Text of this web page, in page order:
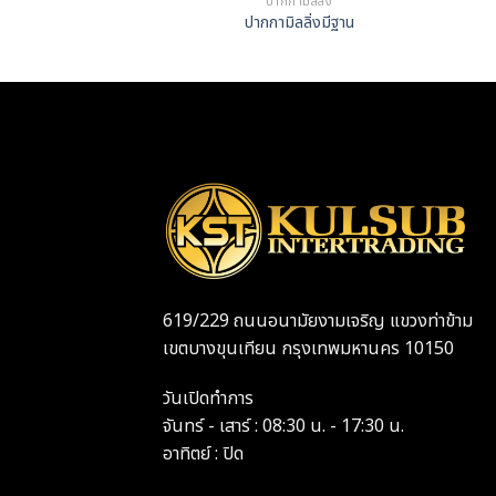
ปากกามิลลิ่งมีฐาน
619/229 ถนนอนามัยงามเจริญ แขวงท่าข้าม
เขตบางขุนเทียน กรุงเทพมหานคร 10150
วันเปิดทำการ
จันทร์ - เสาร์ : 08:30 น. - 17:30 น.
อาทิตย์ : ปิด